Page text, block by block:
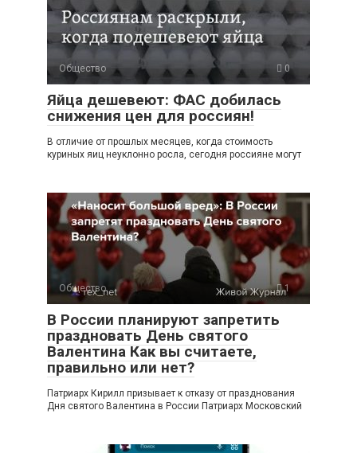
Общество 0
Яйца дешевеют: ФАС добилась
снижения цен для россиян!
В отличие от прошлых месяцев, когда стоимость
куриных яиц неуклонно росла, сегодня россияне могут
Общество 1
В России планируют запретить
праздновать День святого
Валентина Как вы считаете,
правильно или нет?
Патриарх Кирилл призывает к отказу от празднования
Дня святого Валентина в России Патриарх Московский